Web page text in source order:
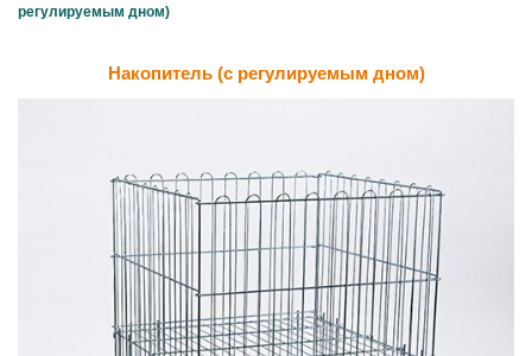
регулируемым дном)
Накопитель (с регулируемым дном)